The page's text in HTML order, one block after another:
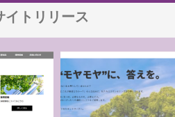
イトリリース